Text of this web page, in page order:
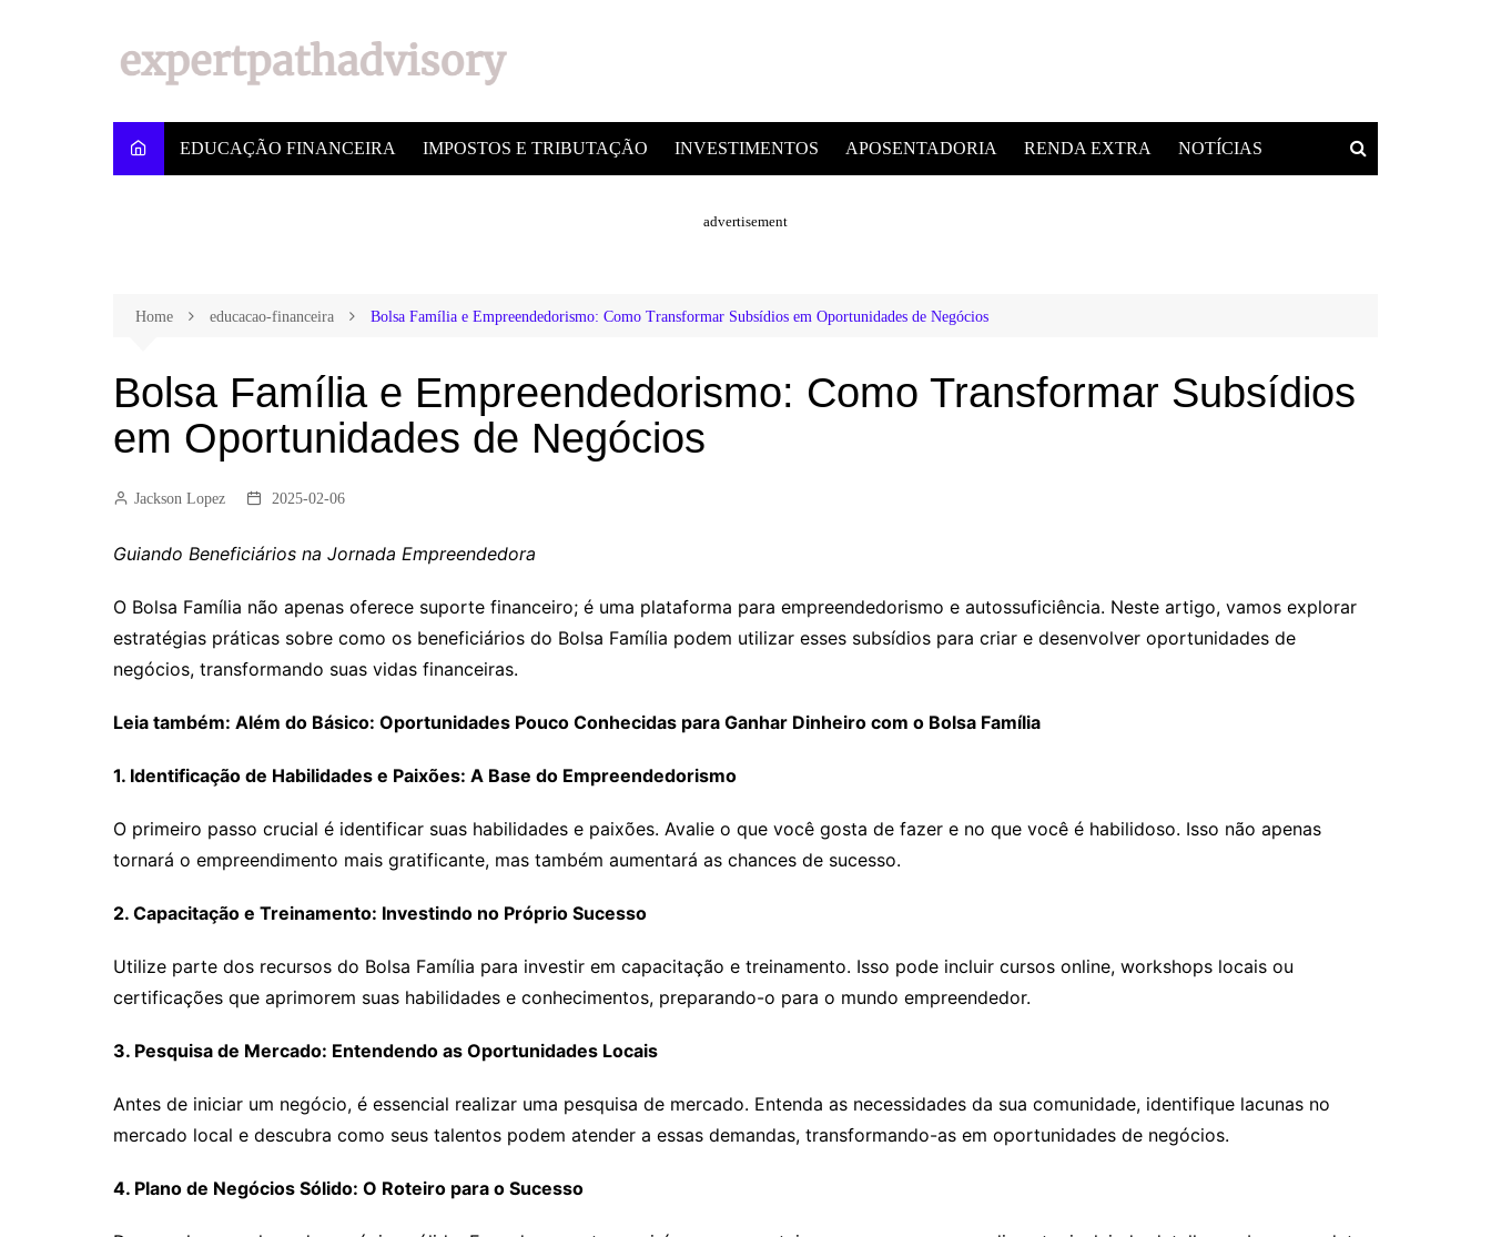
EDUCAÇÃO FINANCEIRA IMPOSTOS E TRIBUTAÇÃO INVESTIMENTOS APOSENTADORIA RENDA EXTRA NOTÍCIAS
advertisement
Home educacao-financeira Bolsa Família e Empreendedorismo: Como Transformar Subsídios em Oportunidades de Negócios
Bolsa Família e Empreendedorismo: Como Transformar Subsídios
em Oportunidades de Negócios
Jackson Lopez 2025-02-06
Guiando Beneficiários na Jornada Empreendedora
O Bolsa Família não apenas oferece suporte financeiro; é uma plataforma para empreendedorismo e autossuficiência. Neste artigo, vamos explorar
estratégias práticas sobre como os beneficiários do Bolsa Família podem utilizar esses subsídios para criar e desenvolver oportunidades de
negócios, transformando suas vidas financeiras.
Leia também: Além do Básico: Oportunidades Pouco Conhecidas para Ganhar Dinheiro com o Bolsa Família
1. Identificação de Habilidades e Paixões: A Base do Empreendedorismo
O primeiro passo crucial é identificar suas habilidades e paixões. Avalie o que você gosta de fazer e no que você é habilidoso. Isso não apenas
tornará o empreendimento mais gratificante, mas também aumentará as chances de sucesso.
2. Capacitação e Treinamento: Investindo no Próprio Sucesso
Utilize parte dos recursos do Bolsa Família para investir em capacitação e treinamento. Isso pode incluir cursos online, workshops locais ou
certificações que aprimorem suas habilidades e conhecimentos, preparando-o para o mundo empreendedor.
3. Pesquisa de Mercado: Entendendo as Oportunidades Locais
Antes de iniciar um negócio, é essencial realizar uma pesquisa de mercado. Entenda as necessidades da sua comunidade, identifique lacunas no
mercado local e descubra como seus talentos podem atender a essas demandas, transformando-as em oportunidades de negócios.
4. Plano de Negócios Sólido: O Roteiro para o Sucesso